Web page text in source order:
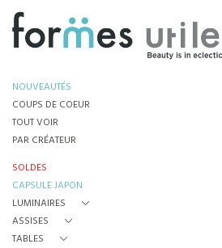
NOUVEAUTÉS
COUPS DE COEUR
TOUT VOIR
PAR CRÉATEUR
SOLDES
CAPSULE JAPON
LUMINAIRES
ASSISES
TABLES